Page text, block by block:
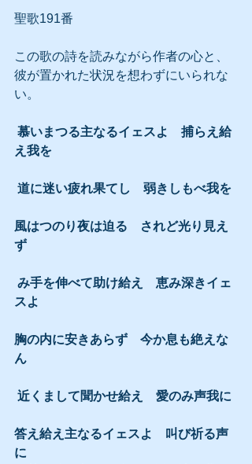
聖歌191番
この歌の詩を読みながら作者の心と、
彼が置かれた状況を想わずにいられな
い。
え我を
道に迷い疲れ果てし　弱きしもべ我を
風はつのり夜は迫る　されど光り見え
ず
スよ
胸の内に安きあらず　今か息も絶えな
ん
近くまして聞かせ給え　愛のみ声我に
答え給え主なるイェスよ　叫び祈る声
に